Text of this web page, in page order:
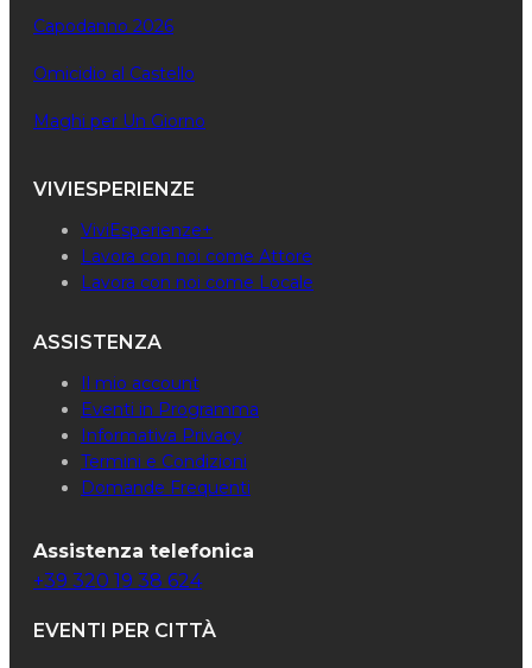
Capodanno 2026
Omicidio al Castello
Maghi per Un Giorno
VIVIESPERIENZE
ViviEsperienze+
Lavora con noi come Attore
Lavora con noi come Locale
ASSISTENZA
Il mio account
Eventi in Programma
Informativa Privacy
Termini e Condizioni
Domande Frequenti
Assistenza telefonica
+39 320 19 38 624
EVENTI PER CITTÀ